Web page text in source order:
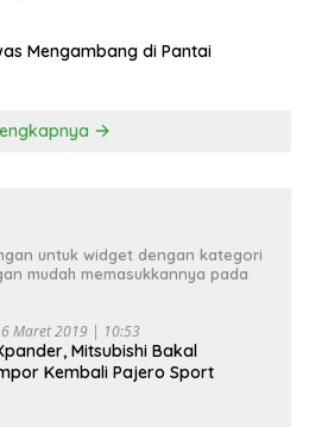
Mengambang di Pantai
untuk widget dengan kategori
mudah memasukkannya pada
Maret 2019 | 10:53
Mitsubishi Bakal
Kembali Pajero Sport